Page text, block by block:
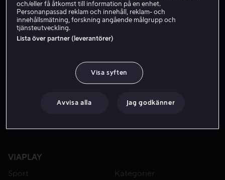
VIAPLAY
Sport
Kategorier
och/eller få åtkomst till information på en enhet.
Personanpassad reklam och innehåll, reklam- och
innehållsmätning, forskning angående målgrupp och
tjänsteutveckling.
Lista över partner (leverantörer)
Visa syften
Avvisa alla Jag godkänner